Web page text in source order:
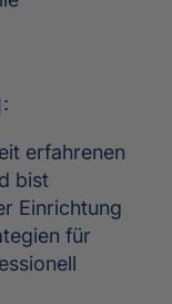
erfahrenen
bist
Einrichtung
für